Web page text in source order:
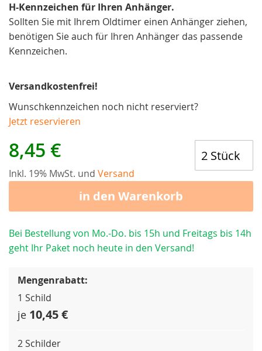
H-Kennzeichen für Ihren Anhänger.
Sollten Sie mit Ihrem Oldtimer einen Anhänger ziehen,
benötigen Sie auch für Ihren Anhänger das passende
Kennzeichen.
Versandkostenfrei!
Wunschkennzeichen noch nicht reserviert?
Jetzt reservieren
8,45 €
Inkl. 19% MwSt. und Versand
in den Warenkorb
Bei Bestellung von Mo.-Do. bis 15h und Freitags bis 14h
geht Ihr Paket noch heute in den Versand!
Mengenrabatt:
1 Schild
je 10,45 €
2 Schilder